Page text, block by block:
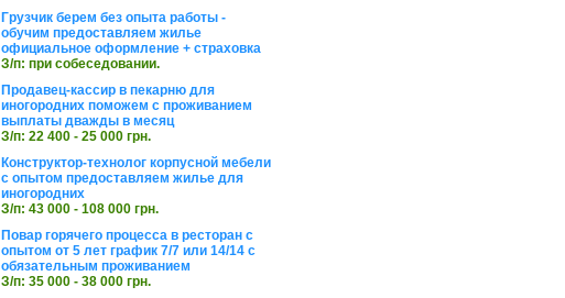
Грузчик берем без опыта работы -
обучим предоставляем жилье
официальное оформление + страховка
З/п: при собеседовании.
Продавец-кассир в пекарню для
иногородних поможем с проживанием
выплаты дважды в месяц
З/п: 22 400 - 25 000 грн.
Конструктор-технолог корпусной мебели
с опытом предоставляем жилье для
иногородних
З/п: 43 000 - 108 000 грн.
Повар горячего процесса в ресторан с
опытом от 5 лет график 7/7 или 14/14 с
обязательным проживанием
З/п: 35 000 - 38 000 грн.